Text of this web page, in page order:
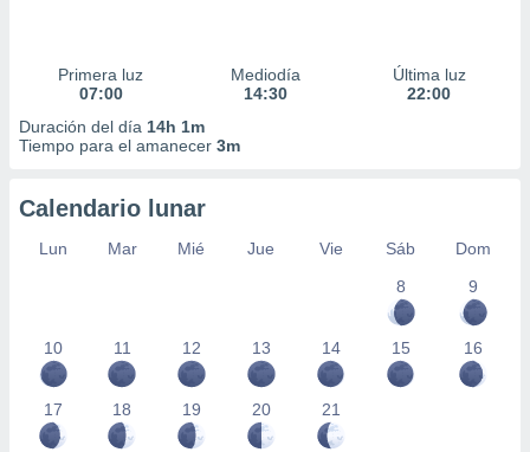
Primera luz
07:00
Mediodía
14:30
Última luz
22:00
Duración del día 14h 1m
Tiempo para el amanecer 3m
Calendario lunar
Lun Mar Mié Jue Vie Sáb
Dom
8
9
10 11 12 13 14 15 16
17 18 19 20 21